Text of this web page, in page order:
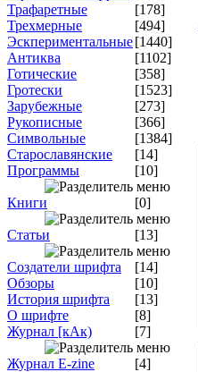
Трафаретные
[178]
Трехмерные
[494]
Эскпериментальные[1440]
Антиква
[1102]
Готические
[358]
Гротески
[1523]
Зарубежные
[273]
Рукописные
[366]
Символьные
[1384]
Старославянские
[14]
Программы
[10]
Книги [0]
Статьи [13]
Создатели шрифта
[14]
Обзоры
[10]
История шрифта
[13]
О шрифте
[8]
Журнал [кАк)
[7]
Журнал E-zine [4]